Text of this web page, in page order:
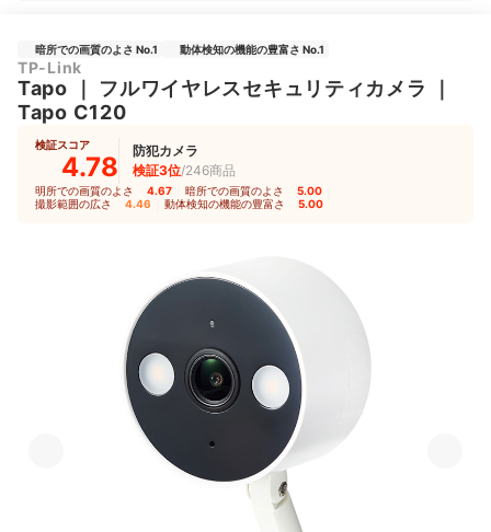
暗所での画質のよさ No.1 動体検知の機能の豊富さ No.1
TP-Link
Tapo フルワイヤレスセキュリティカメラ
Tapo C120
検証スコア
4.78
防犯カメラ
検証3位/246商品
明所での画質のよさ 4.67 暗所での画質のよさ 5.00
撮影範囲の広さ 4.46 動体検知の機能の豊富さ 5.00